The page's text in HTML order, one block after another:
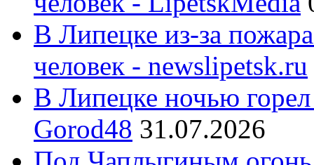
В Липецке из-за
человек - newslipetsk.ru
В Липецке ночью
Gorod48 31.07.2026